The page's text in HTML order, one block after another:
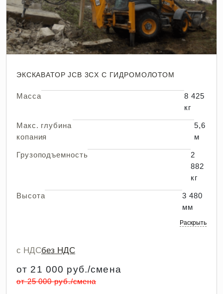
ЭКСКАВАТОР JCB 3CX С ГИДРОМОЛОТОМ
Масса
8 425
кг
Макс. глубина
копания
5,6
м
Грузоподъемность
2
882
кг
Высота
3 480
мм
Раскрыть
с НДСбез НДС
от 21 000 руб./смена
от 25 000 руб./смена